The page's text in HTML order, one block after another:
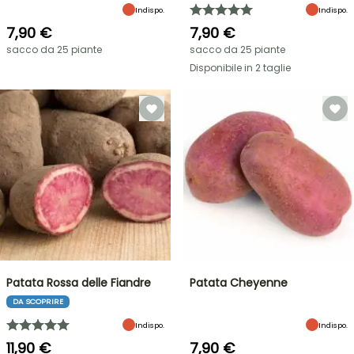
Indispo.
7,90 €
sacco da 25 piante
Indispo.
7,90 €
sacco da 25 piante
Disponibile in 2 taglie
Patata Rossa delle Fiandre
DA SCOPRIRE
Indispo.
11,90 €
Patata Cheyenne
Indispo.
7,90 €